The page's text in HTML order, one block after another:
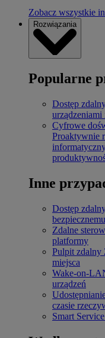
Zobacz wszystkie
Rozwiązania
Popularne
Dostęp
Cyfrowe
Proaktywnie
Inne
Dostęp
Zdalne
platformy
Pulpit zdalny
miejsca
Wake-on-
urządzeń
czasie
Smart Service